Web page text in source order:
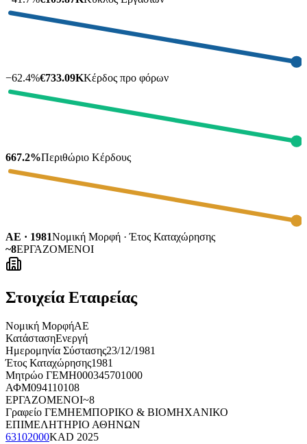
−62.4%€733.09KΚέρδος προ φόρων
667.2%Περιθώριο Κέρδους
ΑΕ · 1981Νομική Μορφή · Έτος Καταχώρησης
~8ΕΡΓΑΖΟΜΕΝΟΙ
Στοιχεία Εταιρείας
Νομική ΜορφήΑΕ
ΚατάστασηΕνεργή
Ημερομηνία Σύστασης23/12/1981
Έτος Καταχώρησης1981
Μητρώο ΓΕΜΗ000345701000
ΑΦΜ094110108
ΕΡΓΑΖΟΜΕΝΟΙ~8
Γραφείο ΓΕΜΗΕΜΠΟΡΙΚΟ & ΒΙΟΜΗΧΑΝΙΚΟ
ΕΠΙΜΕΛΗΤΗΡΙΟ ΑΘΗΝΩΝ
63102000KAD 2025